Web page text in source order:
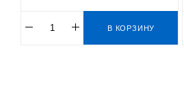
В КОРЗИНУ